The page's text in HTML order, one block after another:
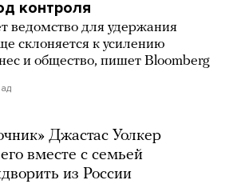
контроля
ведомство для удержания
склоняется к усилению
и общество, пишет Bloomberg
Джастас Уолкер
вместе с семьей
из России